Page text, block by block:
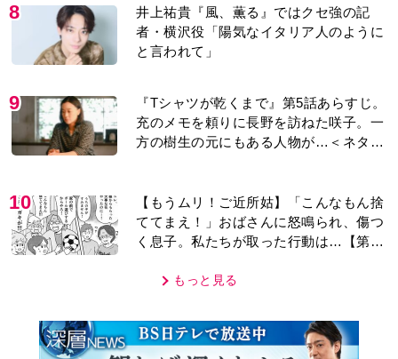
方の樹生の元にもある人物が…＜ネタバ
レあり＞
10
く息子。私たちが取った行動は…【第3
話】
もっと見る